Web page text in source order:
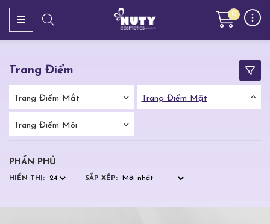
0
Trang Điểm
Trang Điểm Mắt Trang Điểm Mặt
Trang Điểm Môi
PHẤN PHỦ
HIỂN THỊ: SẮP XẾP: